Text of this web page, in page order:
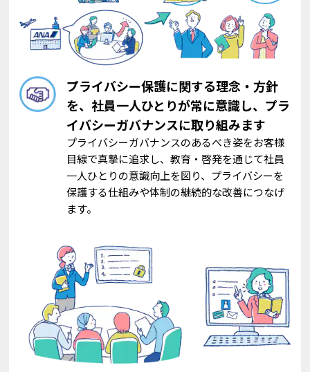
プライバシー保護に関する理念・方針
を、社員一人ひとりが常に意識し、プラ
イバシーガバナンスに取り組みます
プライバシーガバナンスのあるべき姿をお客様
目線で真摯に追求し、教育・啓発を通じて社員
一人ひとりの意識向上を図り、プライバシーを
保護する仕組みや体制の継続的な改善につなげ
ます。